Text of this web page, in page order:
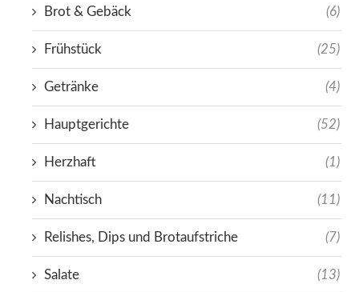
Brot & Gebäck (6)
Frühstück (25)
Getränke (4)
Hauptgerichte (52)
Herzhaft (1)
Nachtisch (11)
Relishes, Dips und Brotaufstriche (7)
Salate (13)